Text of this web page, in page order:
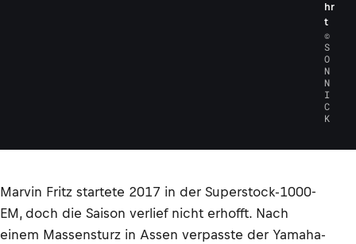
hr
t
©
S
O
N
N
I
C
K
Marvin Fritz startete 2017 in der Superstock-1000-
EM, doch die Saison verlief nicht erhofft. Nach
einem Massensturz in Assen verpasste der Yamaha-